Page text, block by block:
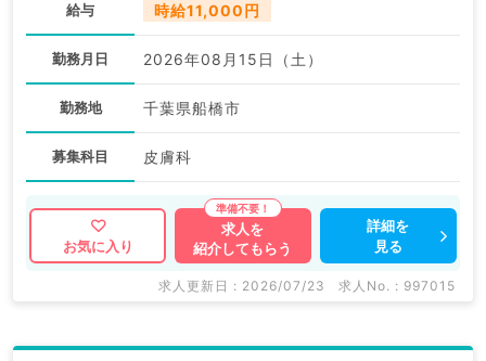
給与 時給11,000円
勤務月日 2026年08月15日（土）
勤務地 千葉県船橋市
募集科目 皮膚科
お気に入り
求人を
紹介してもらう
詳細を
見る
求人更新日 : 2026/07/23 求人No. : 997015